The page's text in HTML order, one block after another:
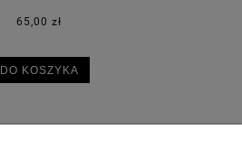
65,00 zł
DO KOSZYKA